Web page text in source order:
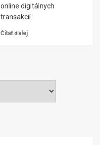
online digitálnych
transakcií.
Čítať ďalej